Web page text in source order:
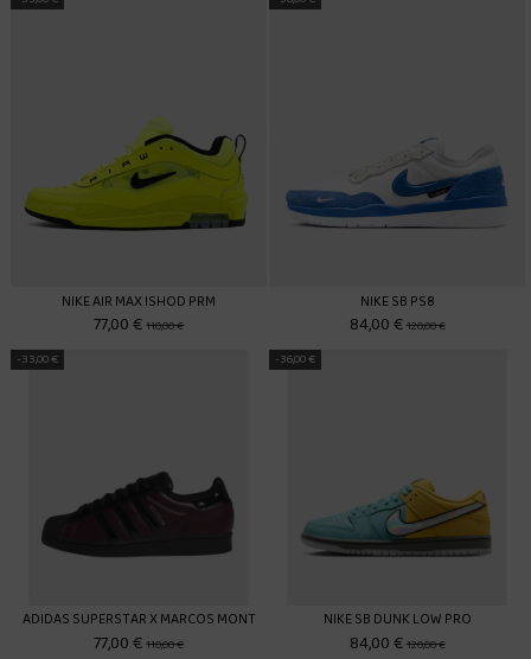
NIKE AIR MAX ISHOD PRM
77,00 €110,00 €
NIKE SB PS8
84,00 €120,00 €
-33,00 €
ADIDAS SUPERSTAR X MARCOS MONT
77,00 €110,00 €
-36,00 €
NIKE SB DUNK LOW PRO
84,00 €120,00 €